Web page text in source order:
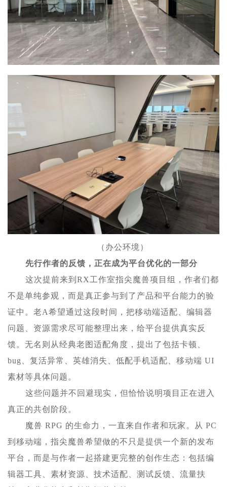
（办公环境）
先行作者的反馈，正在成为平台优化的一部分
这次提前来到RX工作室指尖魔兽项目组，作者们都
不是单纯参观，而是真正参与到了产品和平台能力的验
证中。老A希望通过这段时间，把移动端适配、编辑器
问题、资源需求尽可能整理出来，给平台提供真实反
馈。无名则从经典老图适配角度，提出了包括卡顿、
bug、复活异常、英雄消失、低配手机适配、移动端 UI
素材等具体问题。
这些问题并不回避现实，但恰恰说明项目正在进入
真正的共创阶段。
魔兽 RPG 的生命力，一直来自作者和玩家。从 PC
到移动端，指尖魔兽希望做的不只是提供一个新的发布
平台，而是与作者一起搭建更完整的创作生态：包括编
辑器工具、素材资源、技术适配、测试反馈、流量扶